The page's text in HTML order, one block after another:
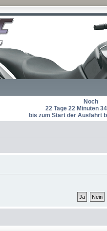
Noch
22 Tage 22 Minuten
bis zum Start der Ausfahrt